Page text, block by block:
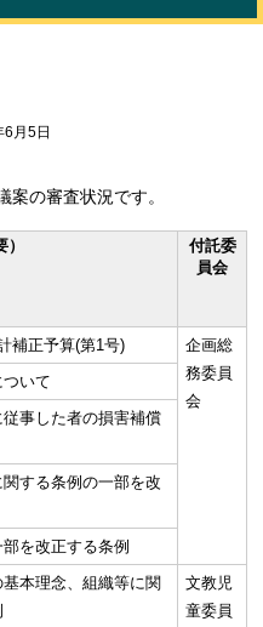
月5日
の審査状況です。
付託委
員会
補正予算(第1号)
企画総
務委員
会
いて
事した者の損害補償
する条例の一部を改
を改正する条例
本理念、組織等に関
文教児
童委員